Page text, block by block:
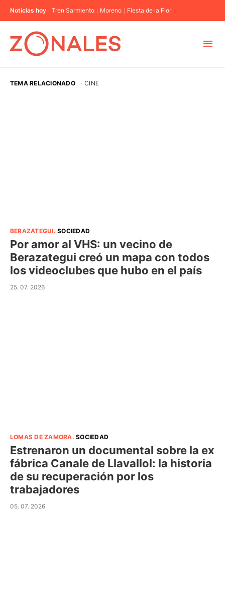
Noticias hoy Tren Sarmiento Moreno Fiesta de la Flor
TEMA RELACIONADO · CINE
BERAZATEGUI.SOCIEDAD
Por amor al VHS: un vecino de
Berazategui creó un mapa con todos
los videoclubes que hubo en el país
25. 07. 2026
LOMAS DE ZAMORA.SOCIEDAD
Estrenaron un documental sobre la ex
fábrica Canale de Llavallol: la historia
de su recuperación por los
trabajadores
05. 07. 2026